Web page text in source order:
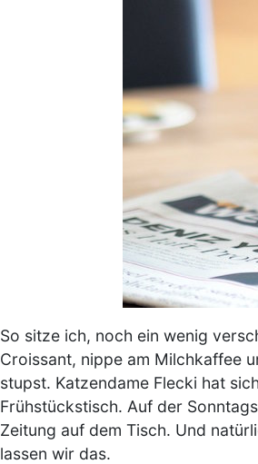
So sitze ich, noch ein wenig
Croissant, nippe am Milchkaffee
stupst. Katzendame Flecki hat
Frühstückstisch. Auf der
Zeitung auf dem Tisch. Und
lassen wir das.